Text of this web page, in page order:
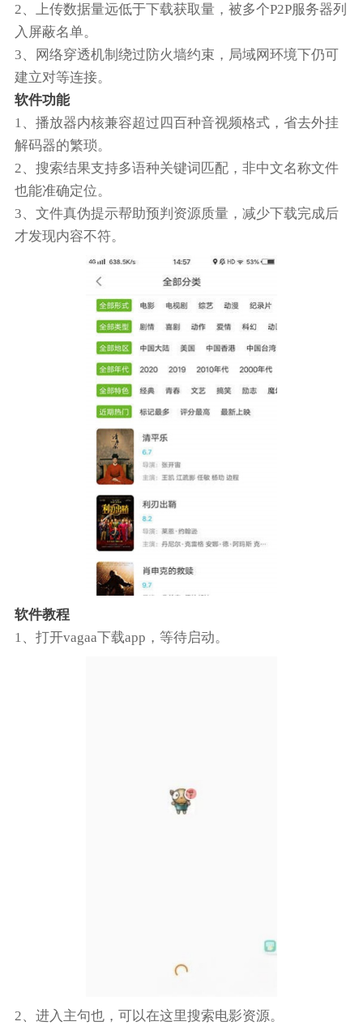
2、上传数据量远低于下载获取量，被多个P2P服务器列
入屏蔽名单。
3、网络穿透机制绕过防火墙约束，局域网环境下仍可
建立对等连接。
软件功能
1、播放器内核兼容超过四百种音视频格式，省去外挂
解码器的繁琐。
2、搜索结果支持多语种关键词匹配，非中文名称文件
也能准确定位。
3、文件真伪提示帮助预判资源质量，减少下载完成后
才发现内容不符。
软件教程
1、打开vagaa下载app，等待启动。
2、进入主句也，可以在这里搜索电影资源。